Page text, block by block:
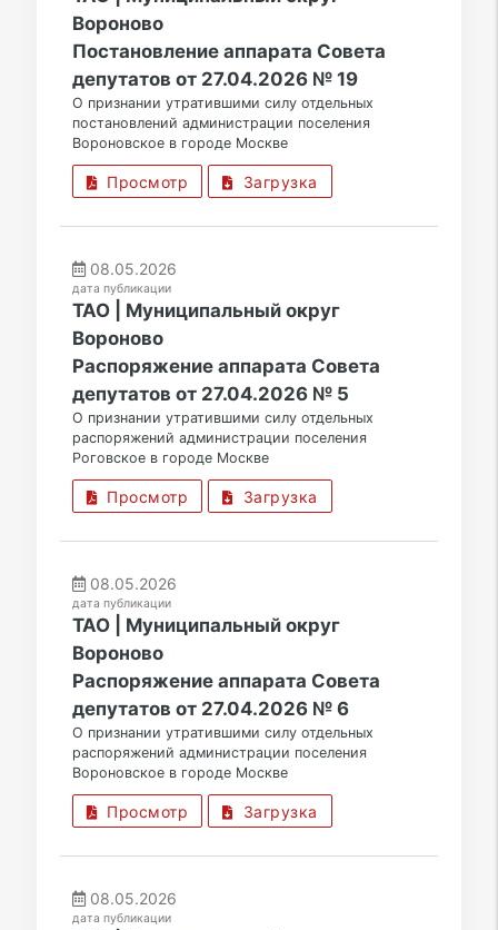
Вороново
Постановление аппарата Совета
депутатов от 27.04.2026 № 19
О признании утратившими силу отдельных
постановлений администрации поселения
Вороновское в городе Москве
Просмотр Загрузка
08.05.2026
дата публикации
ТАО | Муниципальный округ
Вороново
Распоряжение аппарата Совета
депутатов от 27.04.2026 № 5
О признании утратившими силу отдельных
распоряжений администрации поселения
Роговское в городе Москве
Просмотр Загрузка
08.05.2026
дата публикации
ТАО | Муниципальный округ
Вороново
Распоряжение аппарата Совета
депутатов от 27.04.2026 № 6
О признании утратившими силу отдельных
распоряжений администрации поселения
Вороновское в городе Москве
Просмотр Загрузка
08.05.2026
дата публикации